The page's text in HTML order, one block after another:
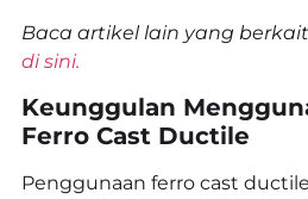
Baca artikel lain yang
di sini.
Keunggulan
Ferro Cast Ductile
Penggunaan ferro cast